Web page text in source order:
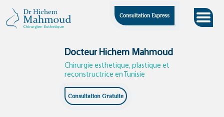
content
Consultation Express
Docteur Hichem Mahmoud
Chirurgie esthetique, plastique et
reconstructrice en Tunisie
Consultation Gratuite